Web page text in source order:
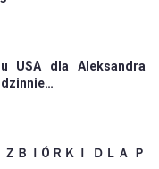
USA dla Aleksandra
ＢＩÓＲＫＩ ＤＬＡ Ｐ